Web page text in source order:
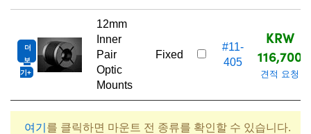
더
보
기
12mm
Inner
Pair
Optic
Mounts
Fixed
#11-
405
KRW
116,700
견적 요청
여기 를 클릭하면 마운트 전 종류를 확인할 수 있습니다.